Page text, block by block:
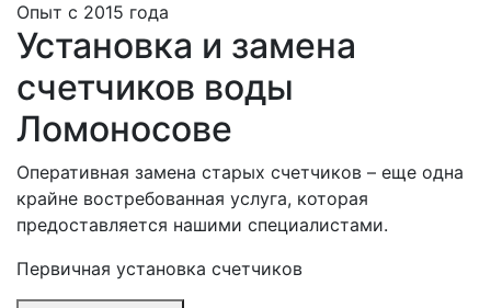
Опыт с 2015 года
Установка и замена
счетчиков воды
Ломоносове
Оперативная замена старых счетчиков – еще одна
крайне востребованная услуга, которая
предоставляется нашими специалистами.
Первичная установка счетчиков